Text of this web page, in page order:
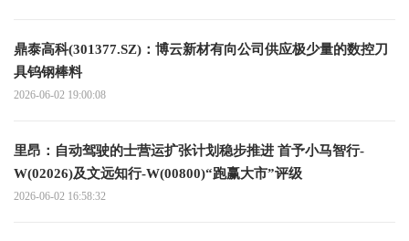
鼎泰高科(301377.SZ)：博云新材有向公司供应极少量的数控刀
具钨钢棒料
2026-06-02 19:00:08
里昂：自动驾驶的士营运扩张计划稳步推进 首予小马智行-
W(02026)及文远知行-W(00800)“跑赢大市”评级
2026-06-02 16:58:32